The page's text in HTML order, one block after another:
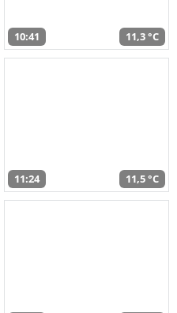
10:41 11,3 °C
11:24 11,5 °C